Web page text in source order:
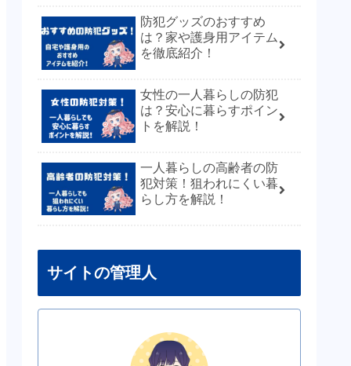
防犯グッズのおすすめ
は？家や護身用アイテム
を徹底紹介！
女性の一人暮らしの防犯
は？安心に暮らすポイン
トを解説！
一人暮らしの高齢者の防
犯対策！狙われにくい暮
らし方を解説！
サイトの管理人